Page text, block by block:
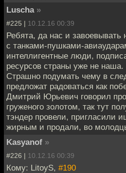
Luscha »
#225 | 10.12.16 00:39
Ребята, да нас и завоевывать
с танками-пушками-
интеллигентные люди,
ресурсов страны уже не наша.
Страшно подумать чему в
предложат радоваться как
Дмитрий Юрьевич говорил
груженого золотом, так тут
тэндер провели, пригласили
жирным и продали, во
Kasyanof »
#226 | 10.12.16 00:39
Кому: LitoyS, #190